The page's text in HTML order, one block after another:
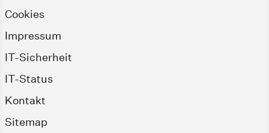
Cookies
Impressum
IT-Sicherheit
IT-Status
Kontakt
Sitemap